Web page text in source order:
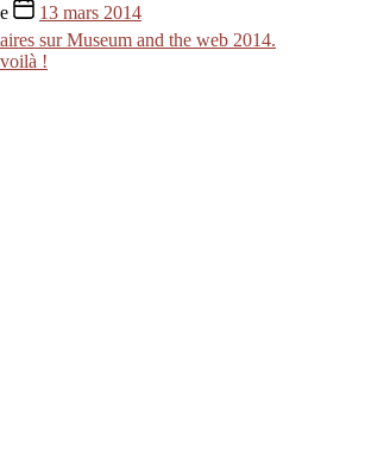
13 mars 2014
sur Museum and the web 2014.
!